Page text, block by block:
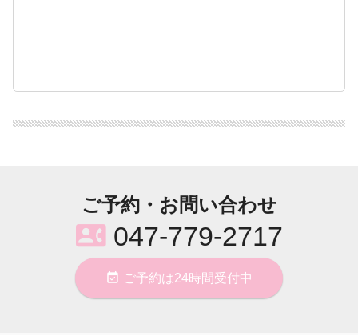
ご予約・お問い合わせ
contact_phone 047-779-2717
event_available ご予約は24時間受付中